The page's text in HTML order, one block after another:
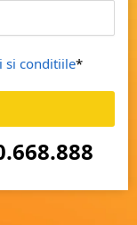
si conditiile*